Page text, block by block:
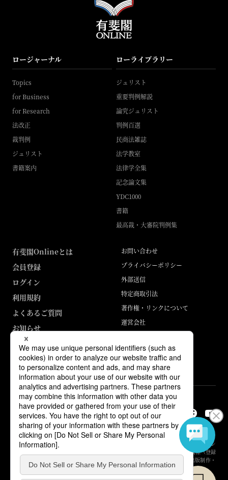
ロージャーナル
Topics
for Business
for Research
法改正
裁判例
ジュリスト
書籍案内
ローライブラリー
ジュリスト
重要判例解説
論究ジュリスト
判例百選
民商法雑誌
法学教室
法律学全集
記念論文集
YDC1000
書籍
最高裁・大審院判例集
有斐閣Onlineとは
会員登録
ログイン
利用規約
よくあるご質問
お知らせ
お問い合わせ
プライバシーポリシー
外部送信
特定商取引法
著作権・リンクについて
運営会社
ABJマークは、この電子書店・電子書籍配信サービスが、著作権者からコン
テンツ使用許諾を得た正規版配信サービスであることを示す登録商標（登録
番号 第6091713号）です。詳しくは［ABJマーク］または［電子出版制作・
流通協議会］で検索してください。